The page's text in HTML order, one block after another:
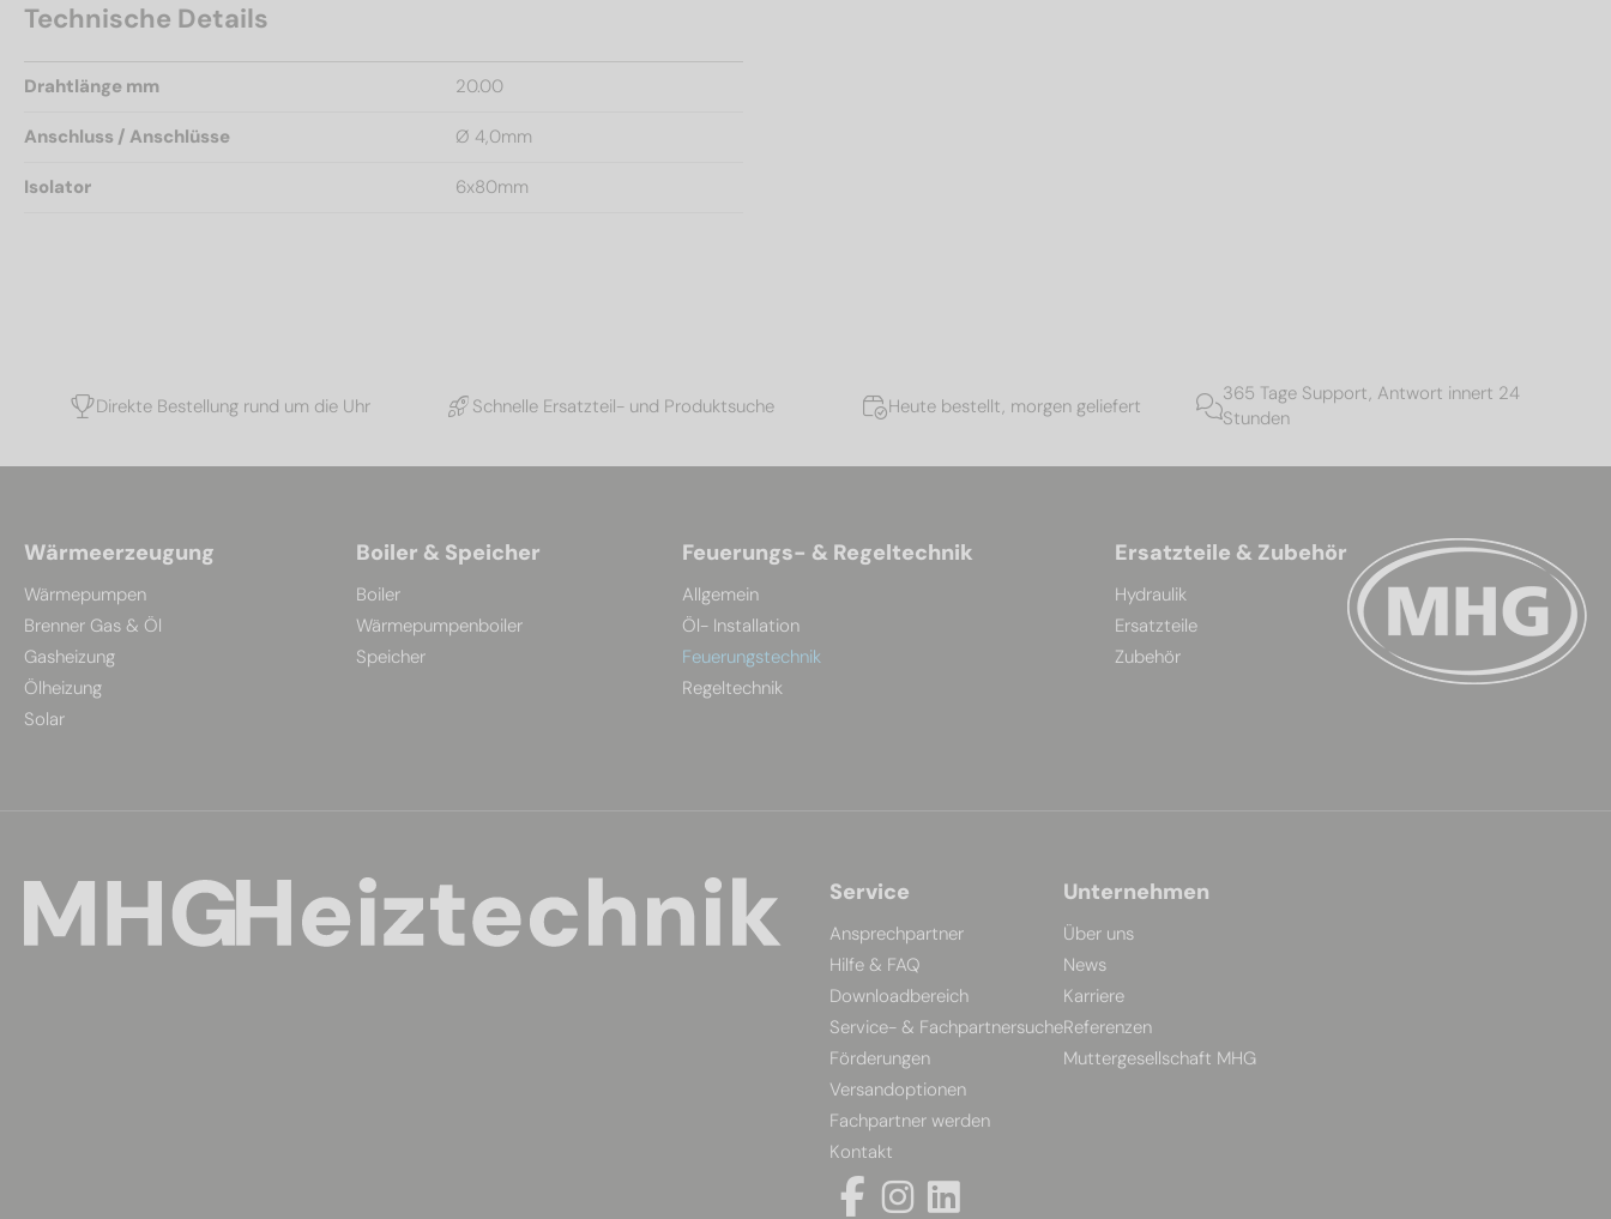
Technische Details
Drahtlänge mm 20.00
Anschluss / Anschlüsse Ø 4,0mm
Isolator 6x80mm
Direkte Bestellung rund um die Uhr Schnelle Ersatzteil- und Produktsuche Heute bestellt, morgen geliefert
365 Tage Support, Antwort innert 24
Stunden
Wärmeerzeugung
Wärmepumpen
Brenner Gas & Öl
Gasheizung
Ölheizung
Solar
Boiler & Speicher
Boiler
Wärmepumpenboiler
Speicher
Feuerungs- & Regeltechnik
Allgemein
Öl- Installation
Feuerungstechnik
Regeltechnik
Ersatzteile & Zubehör
Hydraulik
Ersatzteile
Zubehör
Service
Ansprechpartner
Hilfe & FAQ
Downloadbereich
Service- & Fachpartnersuche
Förderungen
Versandoptionen
Fachpartner werden
Kontakt
Unternehmen
Über uns
News
Karriere
Referenzen
Muttergesellschaft MHG